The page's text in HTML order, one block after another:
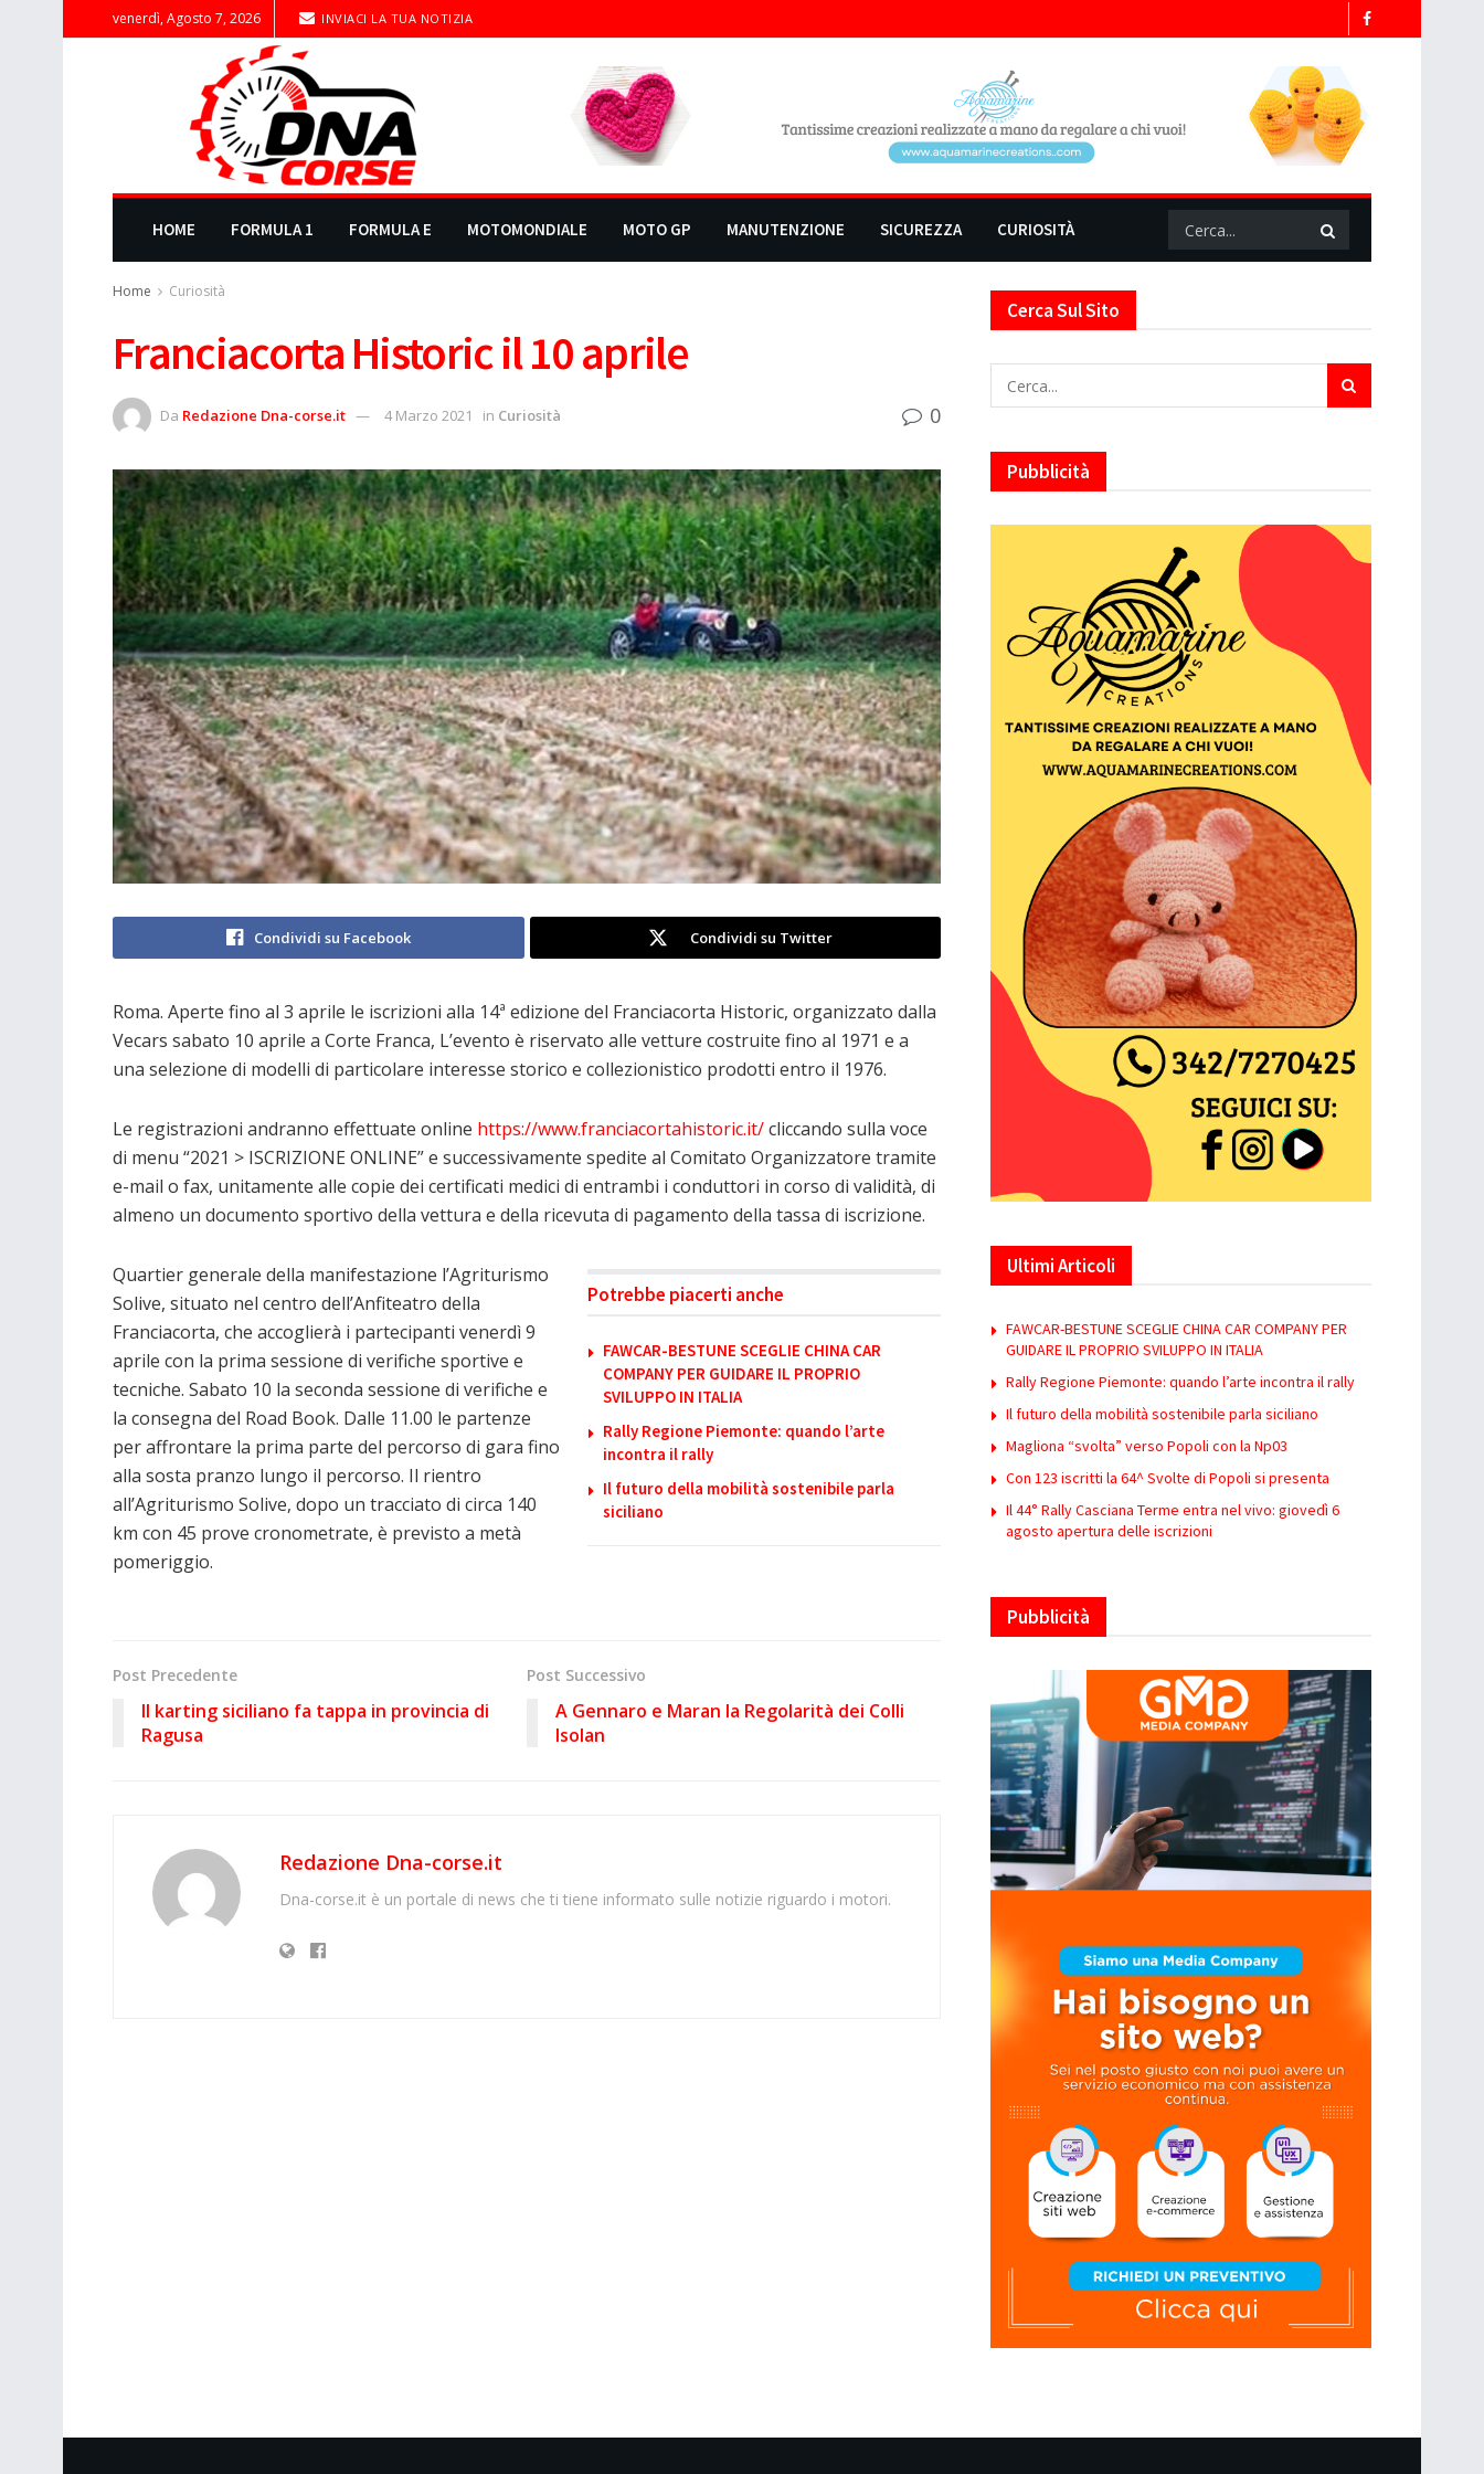
venerdì, Agosto 7, 2026 INVIACI LA TUA NOTIZIA
HOME FORMULA 1 FORMULA E MOTOMONDIALE MOTO GP MANUTENZIONE SICUREZZA CURIOSITÀ
Home Curiosità
Franciacorta Historic il 10 aprile
Da Redazione Dna-corse.it 4 Marzo 2021 in Curiosità 0
Condividi su Facebook Condividi su Twitter
Roma. Aperte fino al 3 aprile le iscrizioni alla 14ª edizione del Franciacorta Historic, organizzato dalla
Vecars sabato 10 aprile a Corte Franca, L’evento è riservato alle vetture costruite fino al 1971 e a
una selezione di modelli di particolare interesse storico e collezionistico prodotti entro il 1976.
Le registrazioni andranno effettuate online https://www.franciacortahistoric.it/cliccando sulla voce
di menu “2021 > ISCRIZIONE ONLINE” e successivamente spedite al Comitato Organizzatore tramite
e-mail o fax, unitamente alle copie dei certificati medici di entrambi i conduttori in corso di validità, di
almeno un documento sportivo della vettura e della ricevuta di pagamento della tassa di iscrizione.
Potrebbe piacerti anche
FAWCAR-BESTUNE SCEGLIE CHINA CAR
COMPANY PER GUIDARE IL PROPRIO
SVILUPPO IN ITALIA
Rally Regione Piemonte: quando l’arte
incontra il rally
Il futuro della mobilità sostenibile parla
siciliano
Quartier generale della manifestazione l’Agriturismo
Solive, situato nel centro dell’Anfiteatro della
Franciacorta, che accoglierà i partecipanti venerdì 9
aprile con la prima sessione di verifiche sportive e
tecniche. Sabato 10 la seconda sessione di verifiche e
la consegna del Road Book. Dalle 11.00 le partenze
per affrontare la prima parte del percorso di gara fino
alla sosta pranzo lungo il percorso. Il rientro
all’Agriturismo Solive, dopo un tracciato di circa 140
km con 45 prove cronometrate, è previsto a metà
pomeriggio.
Post Precedente
Il karting siciliano fa tappa in provincia di
Ragusa
Post Successivo
A Gennaro e Maran la Regolarità dei Colli
Isolan
Redazione Dna-corse.it
Dna-corse.it è un portale di news che ti tiene informato sulle notizie riguardo i motori.
Cerca Sul Sito
Pubblicità
Ultimi Articoli
FAWCAR-BESTUNE SCEGLIE CHINA CAR COMPANY PER
GUIDARE IL PROPRIO SVILUPPO IN ITALIA
Rally Regione Piemonte: quando l’arte incontra il rally
Il futuro della mobilità sostenibile parla siciliano
Magliona “svolta” verso Popoli con la Np03
Con 123 iscritti la 64^ Svolte di Popoli si presenta
Il 44° Rally Casciana Terme entra nel vivo: giovedì 6
agosto apertura delle iscrizioni
Pubblicità